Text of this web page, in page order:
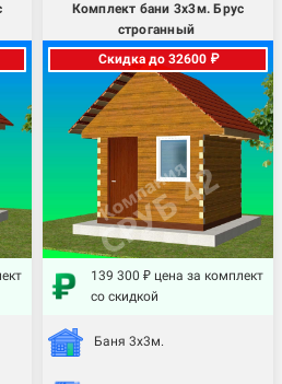
Комплект бани 3х3м. Брус
строганный
Скидка до 32600 ₽
139 300 ₽ цена за комплект
со скидкой
Баня 3х3м.